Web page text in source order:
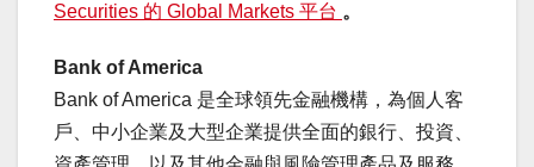
Securities 的 Global Markets 平台 。
Bank of America
Bank of America 是全球領先金融機構，為個人客
戶、中小企業及大型企業提供全面的銀行、投資、